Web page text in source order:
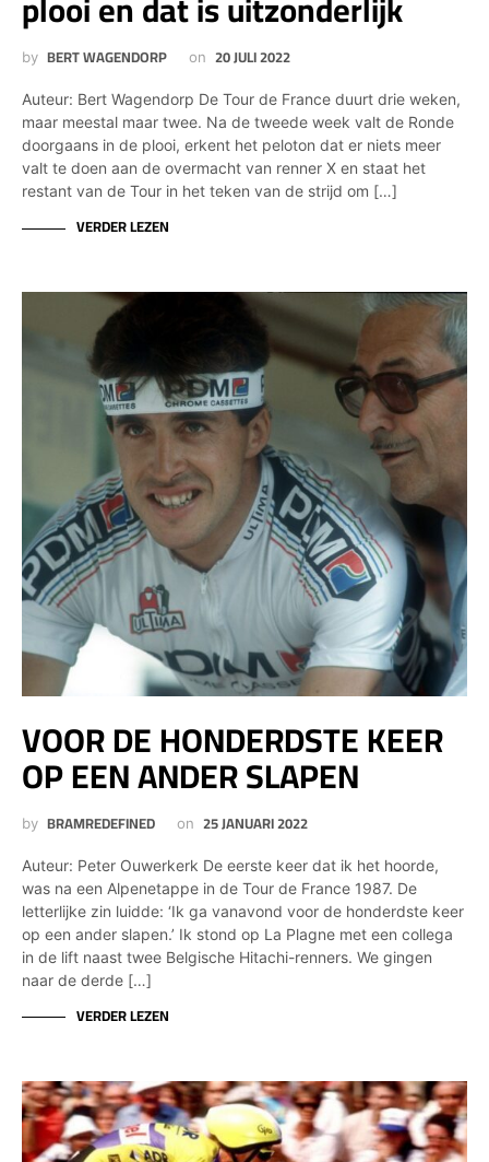
by BERT WAGENDORP on 20 JULI 2022
Auteur: Bert Wagendorp De Tour de France duurt drie weken,
maar meestal maar twee. Na de tweede week valt de Ronde
doorgaans in de plooi, erkent het peloton dat er niets meer
valt te doen aan de overmacht van renner X en staat het
restant van de Tour in het teken van de strijd om […]
VERDER LEZEN
VOOR DE HONDERDSTE KEER
OP EEN ANDER SLAPEN
by BRAMREDEFINED on 25 JANUARI 2022
Auteur: Peter Ouwerkerk De eerste keer dat ik het hoorde,
was na een Alpenetappe in de Tour de France 1987. De
letterlijke zin luidde: ‘Ik ga vanavond voor de honderdste keer
op een ander slapen.’ Ik stond op La Plagne met een collega
in de lift naast twee Belgische Hitachi-renners. We gingen
naar de derde […]
VERDER LEZEN